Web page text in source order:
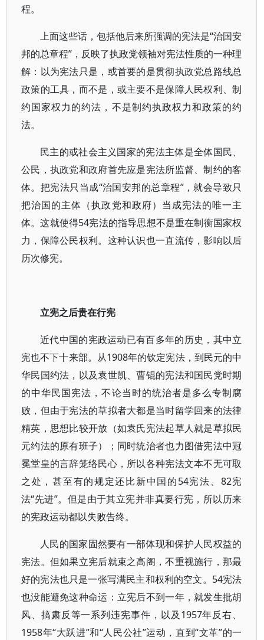
程。
上面这些话，包括他后来所强调的宪法是“治国安
邦的总章程”，反映了执政党领袖对宪法性质的一种理
解：以为宪法只是，或首要的是贯彻执政党总路线总
政策的工具，而不是，或主要不是保障人民权利、制
约国家权力的约法，不是制约执政权力和政策的约
法。
民主的或社会主义国家的宪法主体是全体国民、
公民，执政党和政府首先应是宪法所监督、制约的客
体。把宪法只当成“治国安邦的总章程”，就会导致只
把治国的主体（执政党和政府）当成宪法的唯一主
体。这就使得54宪法的指导思想不是重在制衡国家权
力，保障公民权利。这种认识也一直流传，影响以后
历次修宪。
立宪之后贵在行宪
近代中国的宪政运动已有百多年的历史，其中立
宪也不下十来部。从1908年的钦定宪法，到民元的中
华民国约法，以及袁世凯、曹锟的宪法和国民党时期
的中华民国宪法，不论当时的统治者是多么专制腐
败，但由于宪法的草拟者大都是当时留学回来的法律
精英，思想比较开放（如袁氏宪法起草人就是草拟民
元约法的原有班子）；同时统治者也力图借宪法中冠
冕堂皇的言辞笼络民心，所以各种宪法文本不无可取
之处，甚至有的规定还比新中国的54宪法、82宪
法“先进”。但是由于其立宪并非真要行宪，所以历来
的宪政运动都以失败告终。
人民的国家固然要有一部体现和保护人民权益的
宪法。但如果立宪后就束之高阁，不重视施行，那最
好的宪法也只是一张写满民主和权利的空文。54宪法
也没能避免这种命运：立宪后不到一年，就发生批胡
风、搞肃反等一系列违宪事件，以及1957年反右、
1958年“大跃进”和“人民公社”运动，直到“文革”的一